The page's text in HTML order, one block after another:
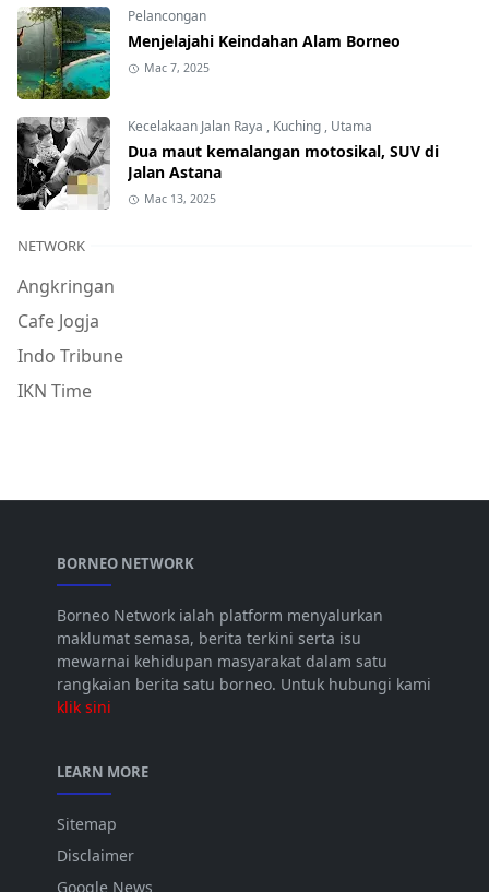
Pelancongan
Menjelajahi Keindahan Alam Borneo
Mac 7, 2025
Kecelakaan Jalan Raya , Kuching, Utama
Dua maut kemalangan motosikal, SUV di
Jalan Astana
Mac 13, 2025
NETWORK
Angkringan
Cafe Jogja
Indo Tribune
IKN Time
BORNEO NETWORK
Borneo Network ialah platform menyalurkan
maklumat semasa, berita terkini serta isu
mewarnai kehidupan masyarakat dalam satu
rangkaian berita satu borneo. Untuk hubungi kami
klik sini
LEARN MORE
Sitemap
Disclaimer
Google News